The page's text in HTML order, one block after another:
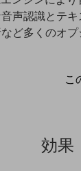
明細表
声認識とテ
ど多くのオ
こ
効果